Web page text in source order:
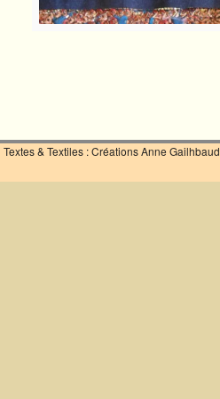
Textes & Textiles : Créations Anne Gailhbaud